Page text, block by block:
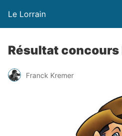
Le Lorrain
Résultat
Franck Kremer